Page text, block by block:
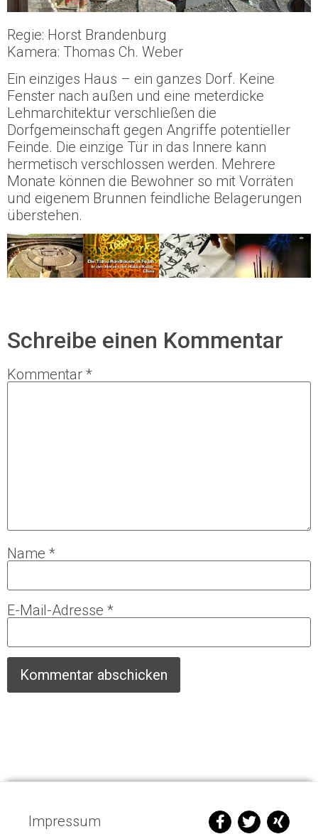
Regie: Horst Brandenburg
Kamera: Thomas Ch. Weber
Ein einziges Haus – ein ganzes Dorf. Keine
Fenster nach außen und eine meterdicke
Lehmarchitektur verschließen die
Dorfgemeinschaft gegen Angriffe potentieller
Feinde. Die einzige Tür in das Innere kann
hermetisch verschlossen werden. Mehrere
Monate können die Bewohner so mit Vorräten
und eigenem Brunnen feindliche Belagerungen
überstehen.
Schreibe einen Kommentar
Kommentar *
Name *
E-Mail-Adresse *
Impressum